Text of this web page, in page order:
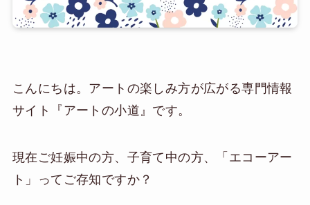
こんにちは。アートの楽しみ方が広がる専門情報
サイト『アートの小道』です。
現在ご妊娠中の方、子育て中の方、「エコーアー
ト」ってご存知ですか？